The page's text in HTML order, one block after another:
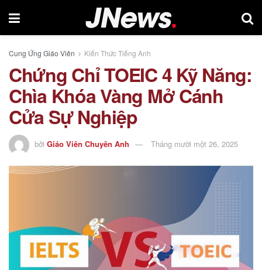
Cung Ứng Giáo Viên Kiến Thức Tiếng Anh
Chứng Chỉ TOEIC 4 Kỹ Năng:
Chìa Khóa Vàng Mở Cánh
Cửa Sự Nghiệp
bởi Giáo Viên Chuyên Anh Tháng mười một 26, 2025